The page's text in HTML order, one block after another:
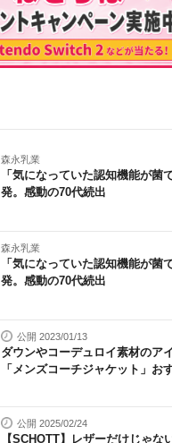
森永乳業
「気になっていた認知機能が菌
発。感動の70代続出
森永乳業
「気になっていた認知機能が菌
発。感動の70代続出
公開 2023/01/13
ダウンやコーデュロイ素材のア
「メンズコーチジャケット」お
公開 2025/02/24
【SCHOTT】レザーだけじゃな